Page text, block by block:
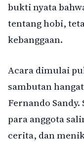
bukti nyata
tentang hobi,
kebanggaan.
Acara dimulai
sambutan
Fernando
para anggota
cerita, dan